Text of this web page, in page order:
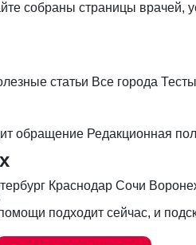
собраны страницы врачей,
статьи Все города Тесты
обращение Редакционная
Краснодар Сочи
подходит сейчас, и